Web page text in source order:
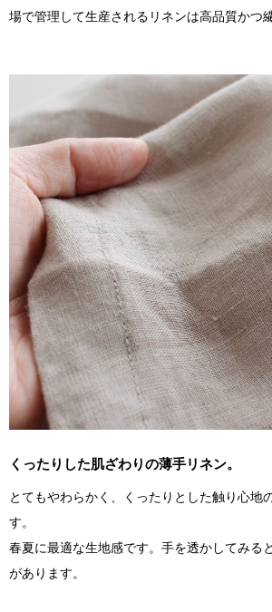
場で管理して生産されるリネンは高品質かつ
くったりした肌ざわりの薄手リネン。
とてもやわらかく、くったりとした触り心地
す。
春夏に最適な生地感です。手を透かしてみる
があります。